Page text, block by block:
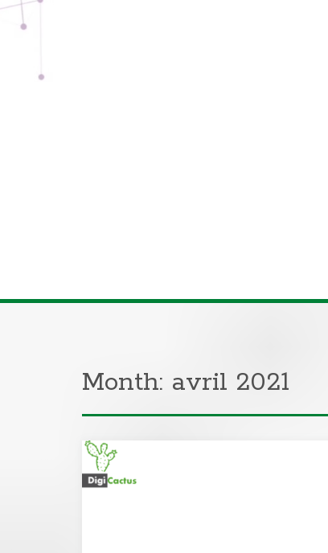
Month: avril 2021